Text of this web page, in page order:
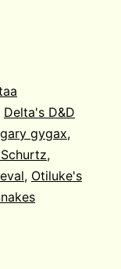
Delta's D&D
gary gygax,
,
, Otiluke's